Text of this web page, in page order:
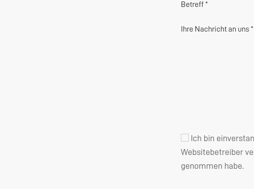
Betreff *
Ihre Nachricht an uns *
Ich bin
Websitebetreiber
genommen habe.